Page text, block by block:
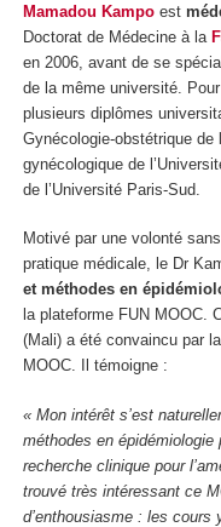
Mamadou Kampo est
Doctorat de Médecine à la
en 2006, avant de se
de la même université.
plusieurs diplômes
Gynécologie-obstétrique de
gynécologique de
de l’Université Paris-Sud.
Motivé par une volonté
pratique médicale, le Dr
et méthodes en
la plateforme FUN MOOC.
(Mali) a été convaincu par
MOOC. Il témoigne :
« Mon intérêt s’est
méthodes en épidémiologie
recherche clinique pour
trouvé très intéressant ce
d’enthousiasme : les